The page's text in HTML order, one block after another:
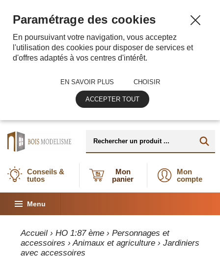
Conseils &
tutos
Mon
panier
Mon
compte
Menu
Accueil ›HO 1:87 ème ›Personnages et
accessoires ›Animaux et agriculture › Jardiniers
avec accessoires
Paramétrage des cookies
En poursuivant votre navigation, vous acceptez
l'utilisation des cookies pour disposer de services et
d'offres adaptés à vos centres d'intérêt.
EN SAVOIR PLUS CHOISIR
ACCEPTER TOUT